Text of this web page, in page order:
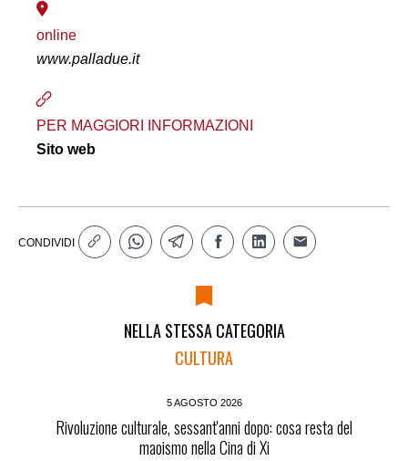
online
www.palladue.it
PER MAGGIORI INFORMAZIONI
Sito web
CONDIVIDI
NELLA STESSA CATEGORIA
CULTURA
5 AGOSTO 2026
Rivoluzione culturale, sessant'anni dopo: cosa resta del
maoismo nella Cina di Xi